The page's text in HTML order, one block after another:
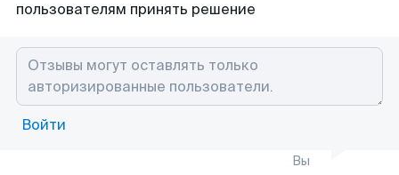
пользователям принять решение
Войти
Вы